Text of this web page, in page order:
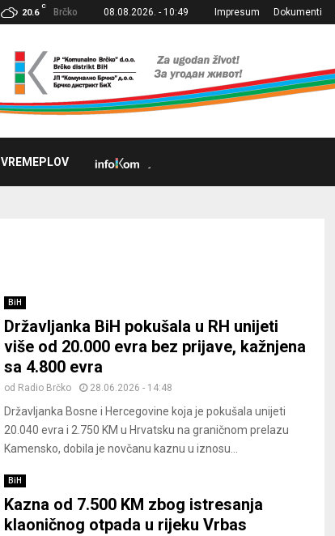
20.6
C
Brčko 08.08.2026. - 10:49 Impresum Dokumenti
VREMEPLOV
BiH
Državljanka BiH pokušala u RH unijeti
više od 20.000 evra bez prijave, kažnjena
sa 4.800 evra
od Radio Brčko 28.06.2026 - 14:48
Državljanka Bosne i Hercegovine koja je pokušala unijeti
20.040 evra i 2.750 KM u Hrvatsku na graničnom prelazu
Kamensko, dobila je novčanu kaznu u iznosu...
BiH
Kazna od 7.500 KM zbog istresanja
klaoničnog otpada u rijeku Vrbas